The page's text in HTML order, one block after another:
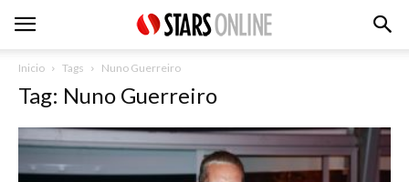
Inicio Tags Nuno Guerreiro
Tag: Nuno Guerreiro